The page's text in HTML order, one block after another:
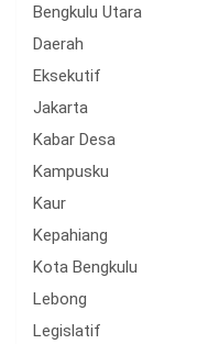
Bengkulu Utara
Daerah
Eksekutif
Jakarta
Kabar Desa
Kampusku
Kaur
Kepahiang
Kota Bengkulu
Lebong
Legislatif